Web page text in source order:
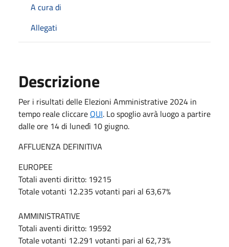
A cura di
Allegati
Descrizione
Per i risultati delle Elezioni Amministrative 2024 in
tempo reale cliccare QUI. Lo spoglio avrà luogo a partire
dalle ore 14 di lunedì 10 giugno.
AFFLUENZA DEFINITIVA
EUROPEE
Totali aventi diritto: 19215
Totale votanti 12.235 votanti pari al 63,67%
AMMINISTRATIVE
Totali aventi diritto: 19592
Totale votanti 12.291 votanti pari al 62,73%